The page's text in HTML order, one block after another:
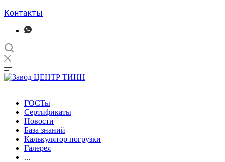
Контакты
ГОСТы
Сертификаты
Новости
База знаний
Калькулятор погрузки
Галерея
...